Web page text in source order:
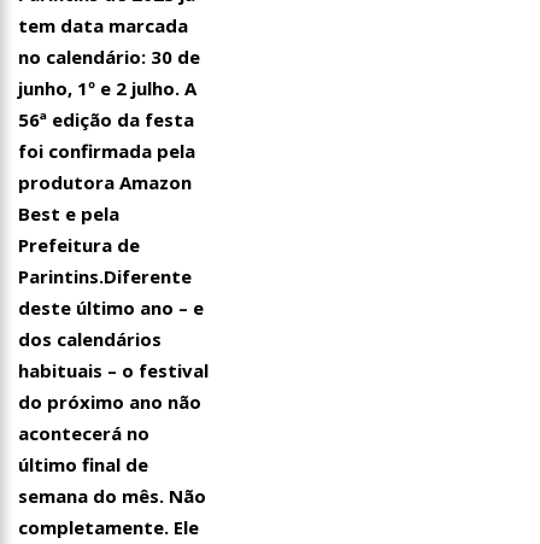
tem data marcada
no calendário: 30 de
junho, 1º e 2 julho. A
56ª edição da festa
foi confirmada pela
produtora Amazon
Best e pela
Prefeitura de
Parintins.Diferente
deste último ano – e
dos calendários
habituais – o festival
do próximo ano não
acontecerá no
último final de
semana do mês. Não
completamente. Ele